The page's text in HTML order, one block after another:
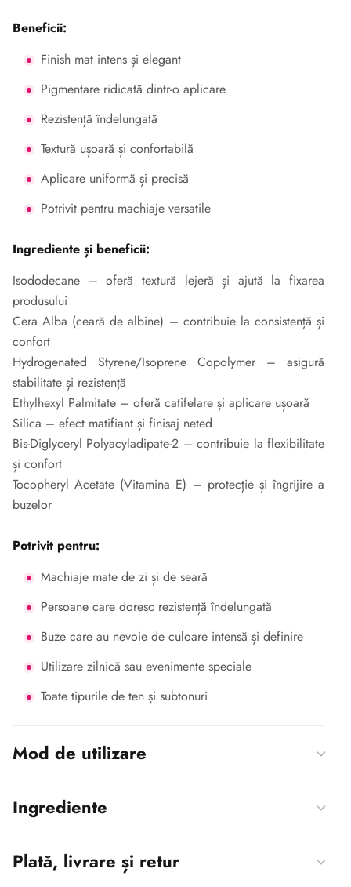
Beneficii:
Finish mat intens și elegant
Pigmentare ridicată dintr-o aplicare
Rezistență îndelungată
Textură ușoară și confortabilă
Aplicare uniformă și precisă
Potrivit pentru machiaje versatile
Ingrediente și beneficii:
Isododecane – oferă textură lejeră și ajută la fixarea
produsului
Cera Alba (ceară de albine) – contribuie la consistență și
confort
Hydrogenated Styrene/Isoprene Copolymer – asigură
stabilitate și rezistență
Ethylhexyl Palmitate – oferă catifelare și aplicare ușoară
Silica – efect matifiant și finisaj neted
Bis-Diglyceryl Polyacyladipate-2 – contribuie la flexibilitate
și confort
Tocopheryl Acetate (Vitamina E) – protecție și îngrijire a
buzelor
Potrivit pentru:
Machiaje mate de zi și de seară
Persoane care doresc rezistență îndelungată
Buze care au nevoie de culoare intensă și definire
Utilizare zilnică sau evenimente speciale
Toate tipurile de ten și subtonuri
Mod de utilizare
Ingrediente
Plată, livrare și retur